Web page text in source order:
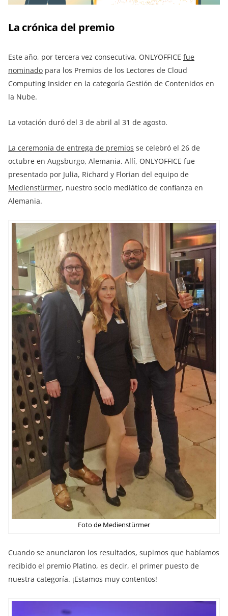
La crónica del premio
Este año, por tercera vez consecutiva, ONLYOFFICE fue
nominado para los Premios de los Lectores de Cloud
Computing Insider en la categoría Gestión de Contenidos en
la Nube.
La votación duró del 3 de abril al 31 de agosto.
La ceremonia de entrega de premios se celebró el 26 de
octubre en Augsburgo, Alemania. Allí, ONLYOFFICE fue
presentado por Julia, Richard y Florian del equipo de
Medienstürmer, nuestro socio mediático de confianza en
Alemania.
Foto de Medienstürmer
Cuando se anunciaron los resultados, supimos que habíamos
recibido el premio Platino, es decir, el primer puesto de
nuestra categoría. ¡Estamos muy contentos!